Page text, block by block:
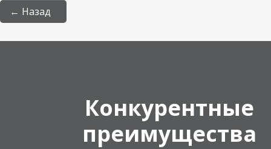
← Назад
Конкурентные
преимущества